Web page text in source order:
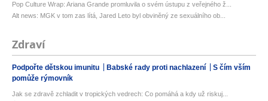
Pop Culture Wrap: Ariana Grande promluvila o svém ústupu z veřejného ž...
Alt news: MGK v tom zas lítá, Jared Leto byl obviněný ze sexuálního ob...
Zdraví
Podpořte dětskou imunitu Babské rady proti nachlazení
S čím vším
pomůže rýmovník
Jak se zdravě zchladit v tropických vedrech: Co pomáhá a kdy už riskuj...